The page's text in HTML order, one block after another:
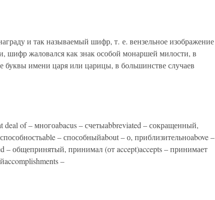
и так называемый шифр, т. е. вензельное изображение
шифр жаловался как знак особой монаршей милости, в
буквы имени царя или царицы, в большинстве случаев
deal of – многоabacus – счетыabbreviated – сокращенный,
– способныйabout – о, приблизительноabove –
– общепринятый, принимал (от accept)accepts – принимает
–